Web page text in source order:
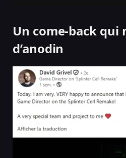
Un come-back qui
d’anodin